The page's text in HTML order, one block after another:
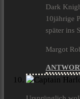
Dark
10jährige
später ins
Margot